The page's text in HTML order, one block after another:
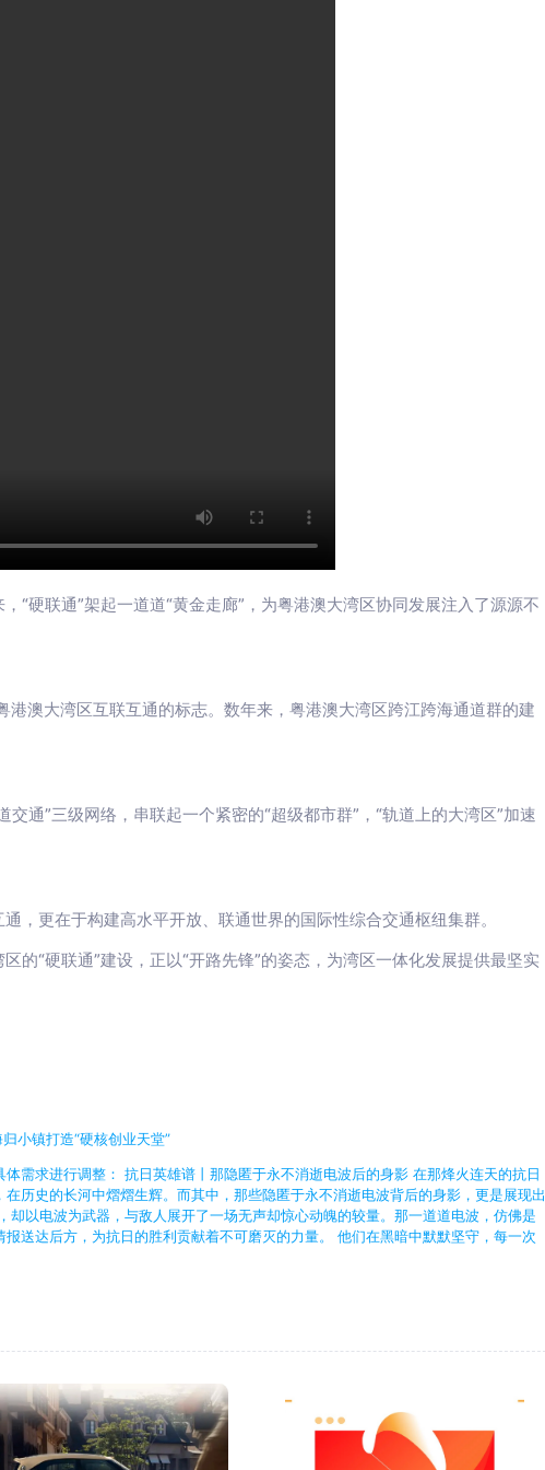
“硬联通”架起一道道“黄金走廊”，为粤港澳大湾区协同发展注入了源源不
澳大湾区互联互通的标志。数年来，粤港澳大湾区跨江跨海通道群的建
通”三级网络，串联起一个紧密的“超级都市群”，“轨道上的大湾区”加速
，更在于构建高水平开放、联通世界的国际性综合交通枢纽集群。
的“硬联通”建设，正以“开路先锋”的姿态，为湾区一体化发展提供最坚实
小镇打造“硬核创业天堂”
需求进行调整： 抗日英雄谱丨那隐匿于永不消逝电波后的身影 在那烽火连天的抗日
历史的长河中熠熠生辉。而其中，那些隐匿于永不消逝电波背后的身影，更是展现出
却以电波为武器，与敌人展开了一场无声却惊心动魄的较量。那一道道电波，仿佛是
送达后方，为抗日的胜利贡献着不可磨灭的力量。 他们在黑暗中默默坚守，每一次